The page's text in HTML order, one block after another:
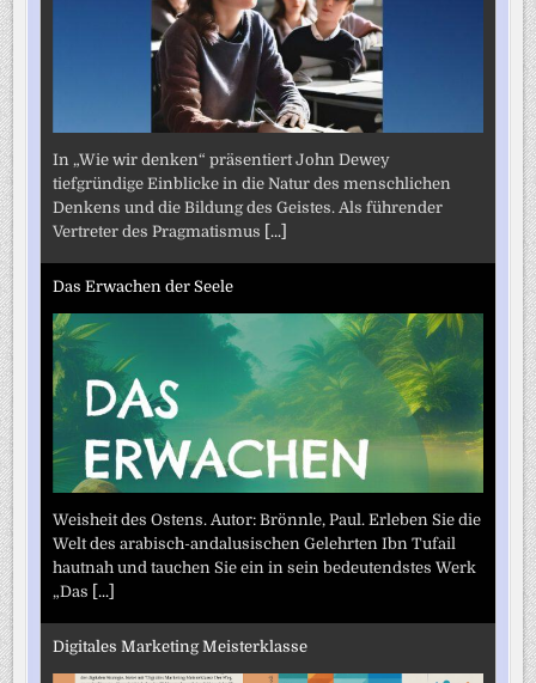
In „Wie wir denken“ präsentiert John Dewey
tiefgründige Einblicke in die Natur des menschlichen
Denkens und die Bildung des Geistes. Als führender
Vertreter des Pragmatismus [...]
Das Erwachen der Seele
Weisheit des Ostens. Autor: Brönnle, Paul. Erleben Sie die
Welt des arabisch-andalusischen Gelehrten Ibn Tufail
hautnah und tauchen Sie ein in sein bedeutendstes Werk
„Das [...]
Digitales Marketing Meisterklasse